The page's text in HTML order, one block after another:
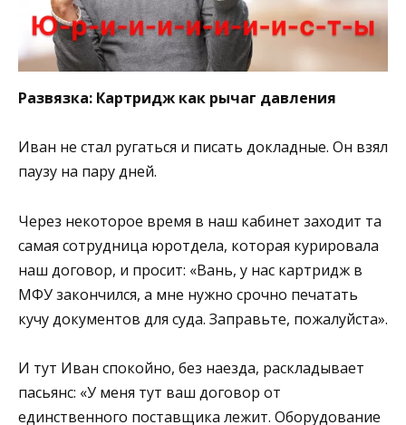
Развязка: Картридж как рычаг давления
Иван не стал ругаться и писать докладные. Он взял
паузу на пару дней.
Через некоторое время в наш кабинет заходит та
самая сотрудница юротдела, которая курировала
наш договор, и просит: «Вань, у нас картридж в
МФУ закончился, а мне нужно срочно печатать
кучу документов для суда. Заправьте, пожалуйста».
И тут Иван спокойно, без наезда, раскладывает
пасьянс: «У меня тут ваш договор от
единственного поставщика лежит. Оборудование